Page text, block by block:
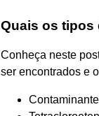
Quais os tipos
Conheça neste
ser encontrados e